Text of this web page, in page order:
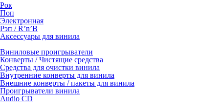
Рок
Поп
Электронная
Рэп / R’n’B
Аксессуары для винила
Виниловые проигрыватели
Конверты / Чистящие средства
Средства для очистки винила
Внутренние конверты для винила
Внешние конверты / пакеты для винила
Проигрыватели винила
Audio CD